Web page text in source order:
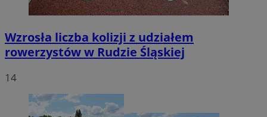
Wzrosła liczba kolizji z udziałem
rowerzystów w Rudzie Śląskiej
14